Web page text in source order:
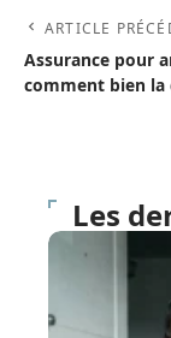
ARTICLE
Assurance pour
comment bien la
Les